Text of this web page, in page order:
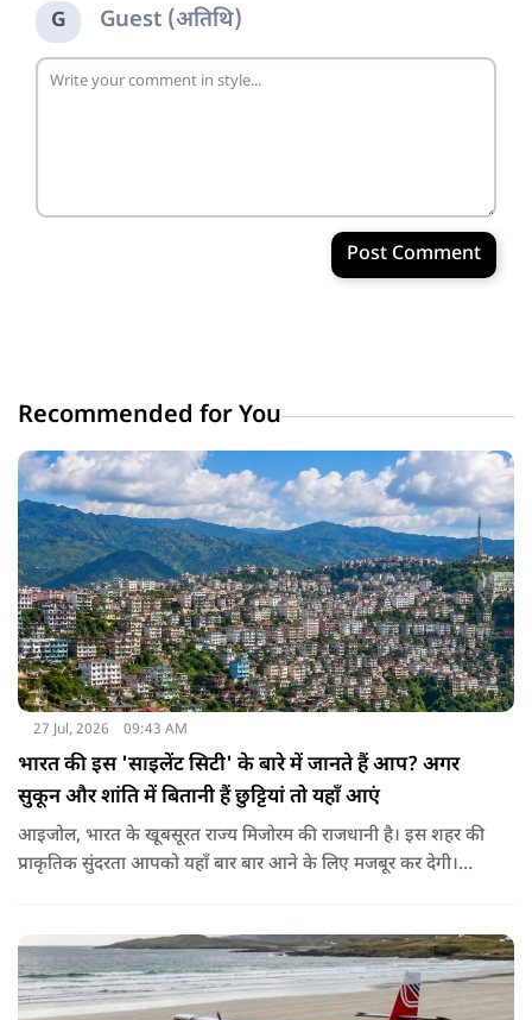
G Guest (अतिथि)
Post Comment
Recommended for You
27 Jul, 2026 09:43 AM
भारत की इस 'साइलेंट सिटी' के बारे में जानते हैं आप? अगर
सुकून और शांति में बितानी हैं छुट्टियां तो यहाँ आएं
आइजोल, भारत के खूबसूरत राज्य मिजोरम की राजधानी है। इस शहर की
प्राकृतिक सुंदरता आपको यहाँ बार बार आने के लिए मजबूर कर देगी।
जाम मिलेंगे और न ही कोई ओवरटेक करने वाला। यहाँ की सबसे खास
बात ये है कि यहाँ गाड़ियों का हॉर्न या शोर न के बराबर सुनाई देता है। लोग
यहाँ बेवजह गाड़ी का हॉर्न नहीं बजाते। इसलिए इस शहर को 'साइलेंट